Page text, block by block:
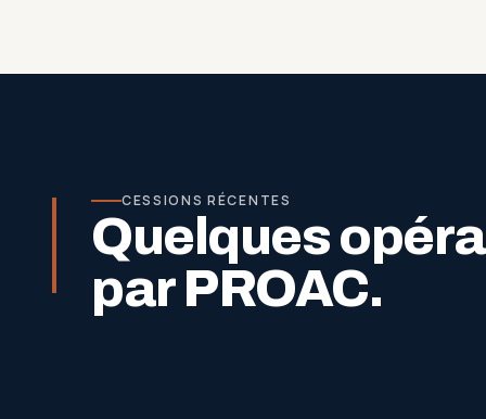
CESSIONS RÉCENTES
Quelques
par PROAC.